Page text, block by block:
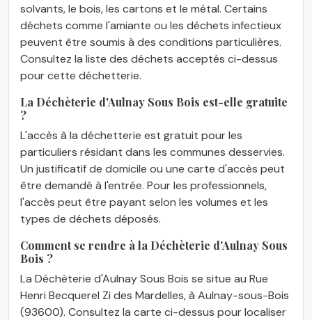
solvants, le bois, les cartons et le métal. Certains
déchets comme l'amiante ou les déchets infectieux
peuvent être soumis à des conditions particulières.
Consultez la liste des déchets acceptés ci-dessus
pour cette déchetterie.
La Déchèterie d'Aulnay Sous Bois est-elle gratuite
?
L'accès à la déchetterie est gratuit pour les
particuliers résidant dans les communes desservies.
Un justificatif de domicile ou une carte d'accès peut
être demandé à l'entrée. Pour les professionnels,
l'accès peut être payant selon les volumes et les
types de déchets déposés.
Comment se rendre à la Déchèterie d'Aulnay Sous
Bois ?
La Déchèterie d'Aulnay Sous Bois se situe au Rue
Henri Becquerel Zi des Mardelles, à Aulnay-sous-Bois
(93600). Consultez la carte ci-dessus pour localiser